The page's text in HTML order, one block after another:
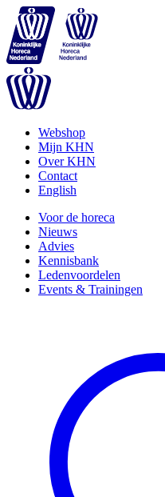
Webshop
Mijn KHN
Over KHN
Contact
English
Voor de horeca
Nieuws
Advies
Kennisbank
Ledenvoordelen
Events & Trainingen